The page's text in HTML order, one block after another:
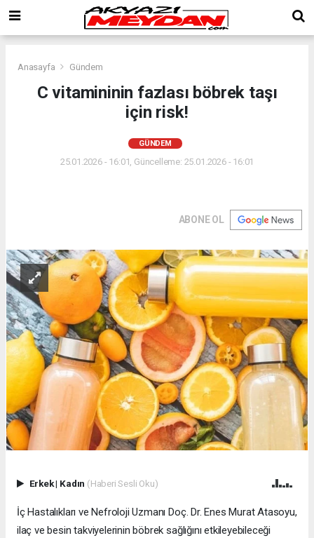
Anasayfa Gündem
C vitamininin fazlası böbrek taşı
için risk!
GÜNDEM
25.01.2026 - 16:01, Güncelleme: 25.01.2026 - 16:01
ABONE OL
Erkek| Kadın (Haberi Sesli Oku)
İç Hastalıkları ve Nefroloji Uzmanı Doç. Dr. Enes Murat Atasoyu,
ilaç ve besin takviyelerinin böbrek sağlığını etkileyebileceği